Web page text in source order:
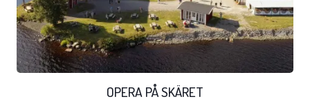
OPERA PÅ SKÄRET